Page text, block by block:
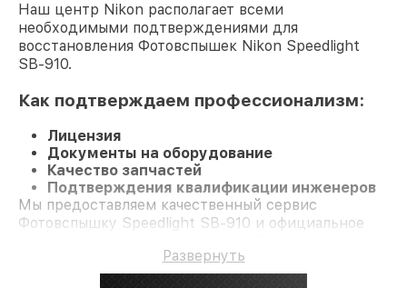
Наш центр Nikon располагает всеми
необходимыми подтверждениями для
восстановления Фотовспышек Nikon Speedlight
SB-910.
Как подтверждаем профессионализм:
Лицензия
Документы на оборудование
Качество запчастей
Подтверждения квалификации инженеров
Мы предоставляем качественный сервис
Фотовспышку Speedlight SB-910 и официальное
Развернуть